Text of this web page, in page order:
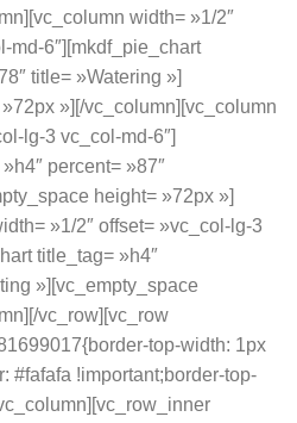
width= »1/2″
md-6″][mkdf_pie_chart
title= »Watering »]
»][/vc_column][vc_column
lg-3 vc_col-md-6″]
percent= »87″
height= »72px »]
»1/2″ offset= »vc_col-lg-3
title_tag= »h4″
»][vc_empty_space
vc_row][vc_row
top-width: 1px
#fafafa !important;border-top-